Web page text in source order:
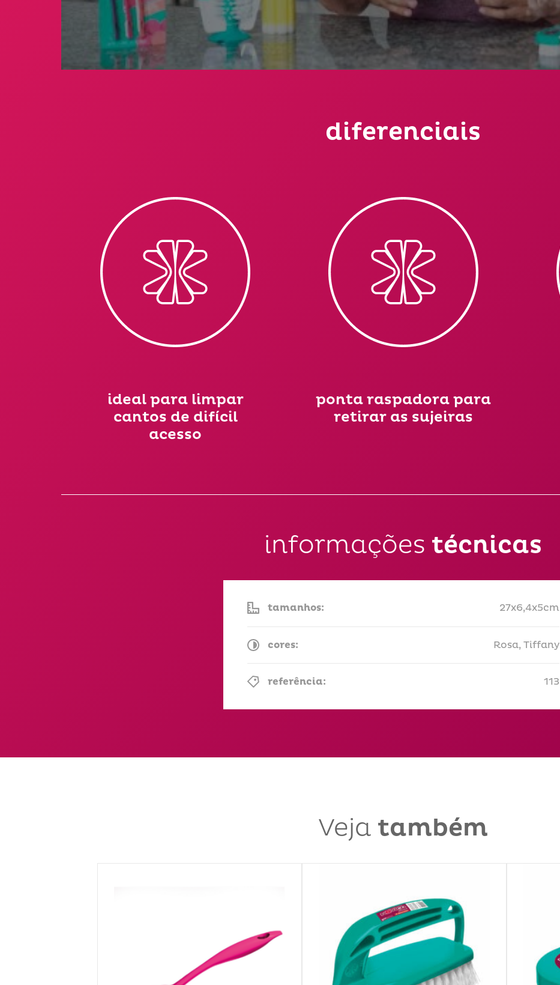
diferenciais
ideal para limpar
cantos de difícil
acesso
ponta raspadora para
retirar as sujeiras
informações técnicas
tamanhos: 27x6,4x5cm
cores: Rosa, Tiffany
referência: 113
Veja também